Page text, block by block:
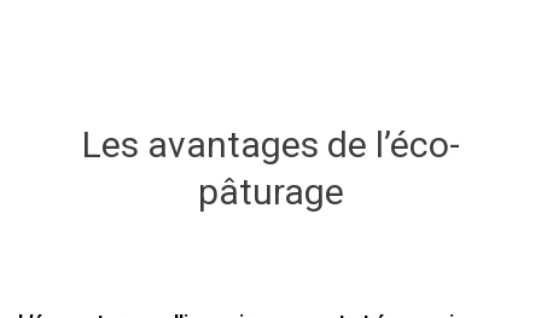
Les avantages de l’éco-
pâturage